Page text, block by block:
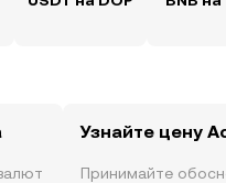
Узнайте цену
Принимайте